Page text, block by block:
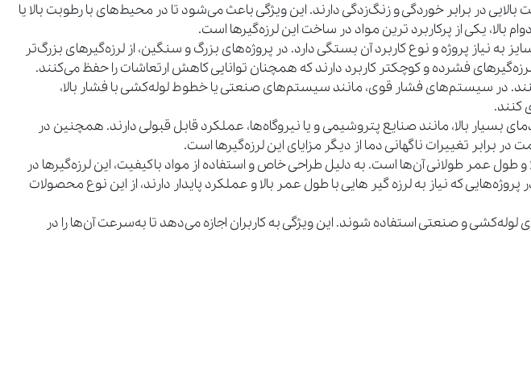
در برابر خوردگی و زنگ‌زدگی دارند. این ویژگی باعث می‌شود تا در محیط‌های با رطوبت بالا یا
یکی از پرکاربرد ترین مواد در ساخت این لرزه‌گیرها است.
به نیاز پروژه و نوع کاربرد آن بستگی دارد. در پروژه‌های بزرگ و سنگین، از لرزه‌گیرهای بزرگ‌تر
فشرده و کوچکتر کاربرد دارند که همچنان توانایی کاهش ارتعاشات را حفظ می‌کنند.
کنند. در سیستم‌های فشار قوی، مانند سیستم‌های صنعتی یا خطوط لوله‌کشی با فشار بالا،
کنند.
بسیار بالا، مانند صنایع پتروشیمی و یا نیروگاه‌ها، عملکرد قابل قبولی دارند. همچنین در
برابر تغییرات ناگهانی دما از دیگر مزایای این لرزه‌گیرها است.
و طول عمر طولانی آن‌ها است. به دلیل طراحی خاص و استفاده از مواد باکیفیت، این لرزه‌گیرها در
که نیاز به لرزه‌ گیر هایی با طول عمر بالا و عملکرد پایدار دارند، از این نوع محصولات
و صنعتی استفاده شوند. این ویژگی به کاربران اجازه می‌دهد تا به‌سرعت آن‌ها را در